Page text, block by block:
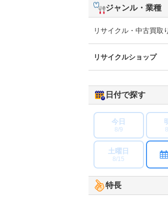
ジャンル・業種
リサイクル・中古買取
リサイクルショップ
日付で探す
今日
8/9
土曜日
8/15
特長